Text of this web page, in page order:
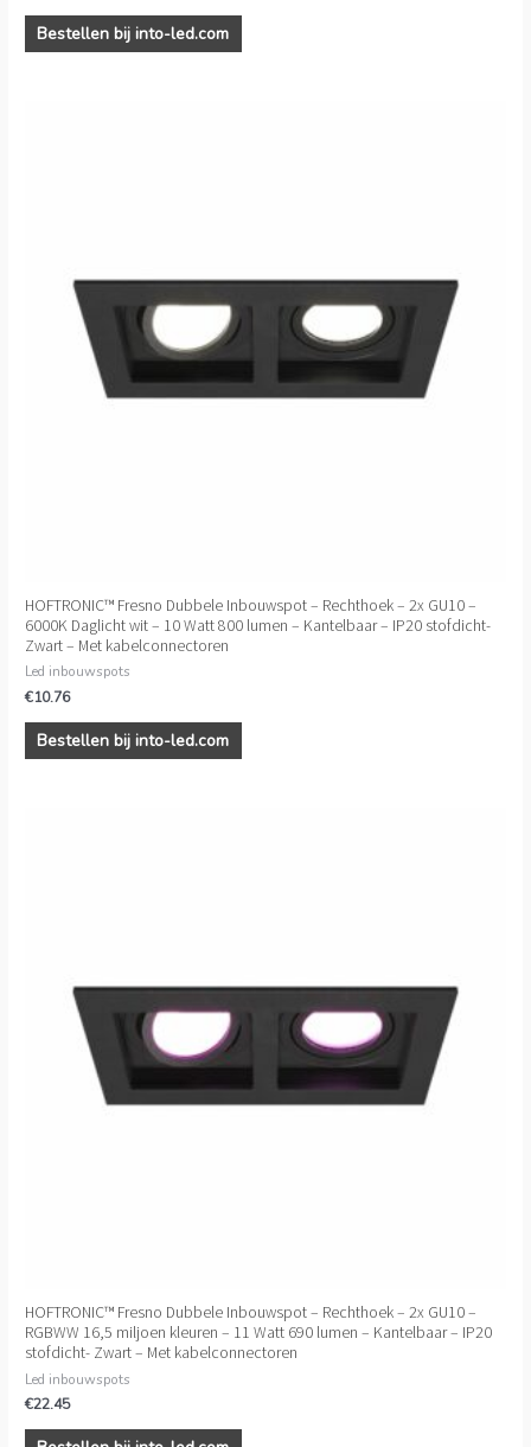
Bestellen bij into-led.com
HOFTRONIC™ Fresno Dubbele Inbouwspot – Rechthoek – 2x GU10 –
6000K Daglicht wit – 10 Watt 800 lumen – Kantelbaar – IP20 stofdicht-
Zwart – Met kabelconnectoren
Led inbouwspots
€10.76
Bestellen bij into-led.com
HOFTRONIC™ Fresno Dubbele Inbouwspot – Rechthoek – 2x GU10 –
RGBWW 16,5 miljoen kleuren – 11 Watt 690 lumen – Kantelbaar – IP20
stofdicht- Zwart – Met kabelconnectoren
Led inbouwspots
€22.45